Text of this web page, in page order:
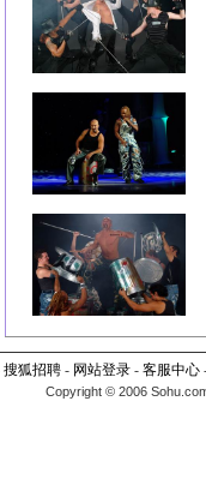
搜狐招聘- 网站登录- 客服中心
Copyright © 2006